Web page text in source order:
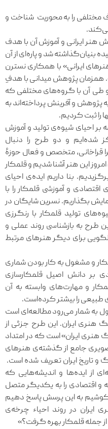
مختلفی را به محوریت شناخت و
ایرانی و آموزش آن با هدف
بنیان‌گذاشته شد و پاره‌ای از آن
ایرانی» با همکاری نسترن
همزمان پژوهش میدانی با هدفِ
و طی آن با گروه‌های مختلفی که
پژوهش و آفرینش پرداخته‌اند به
را ثبت کردیم.
بر احیای شیوه‌ی تولید و آموزش
شده‌ایم و دو طرح را دنبال
قراخانی، متخصص و فعال حوزۀ
این هنر آشنا شدیم و قلمکار
بنا داریم ایده‌ی احیای
و آموزشی قلمکار را با
بگذاریم. نسرین شایگان در
تولید قلمکار با رنگرزی
طرح به بازشناسی روند عملی و
برای دیگر هنرهای مرتبط
و مشغول به کار بودن شماری
بر دانش اصیل قلمکارسازی
و مهارت‌های وابسته به آن
طبیعی را بیشتر کرده‌است.
به شمار می‌رود مطالعه‌ای است
هنری ایران. این طرح جزئی از
هنری ایران» است که در امتداد
جامع از گذشته‌ی هنرهای
و تاریخ ایران تعریف شده است.
از ایده‌ها و اندیشه‌هایی که
و اقتصادی را به یکدیگر متصل
به این پرسش پاسخ دهیم
ایران در روند احیاء چرخه‌ی
جمله قلمکار بهره گرفت؟»